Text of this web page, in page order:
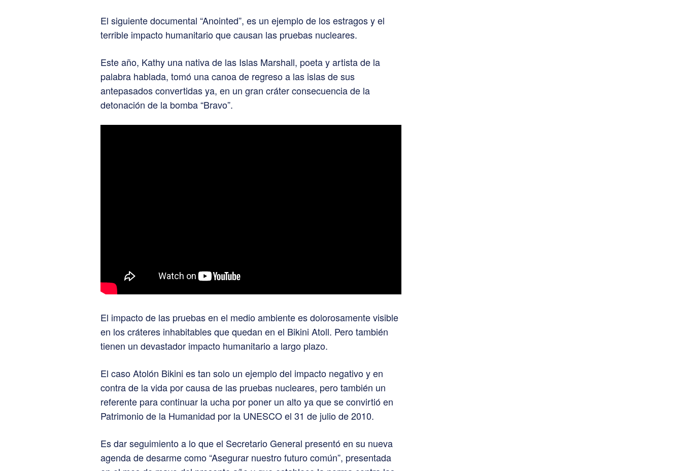
El siguiente documental “Anointed”, es un ejemplo de los estragos y el
terrible impacto humanitario que causan las pruebas nucleares.
Este año, Kathy una nativa de las Islas Marshall, poeta y artista de la
palabra hablada, tomó una canoa de regreso a las islas de sus
antepasados convertidas ya, en un gran cráter consecuencia de la
detonación de la bomba “Bravo”.
El impacto de las pruebas en el medio ambiente es dolorosamente visible
en los cráteres inhabitables que quedan en el Bikini Atoll. Pero también
tienen un devastador impacto humanitario a largo plazo.
El caso Atolón Bikini es tan solo un ejemplo del impacto negativo y en
contra de la vida por causa de las pruebas nucleares, pero también un
referente para continuar la ucha por poner un alto ya que se convirtió en
Patrimonio de la Humanidad por la UNESCO el 31 de julio de 2010.
Es dar seguimiento a lo que el Secretario General presentó en su nueva
agenda de desarme como “Asegurar nuestro futuro común”, presentada